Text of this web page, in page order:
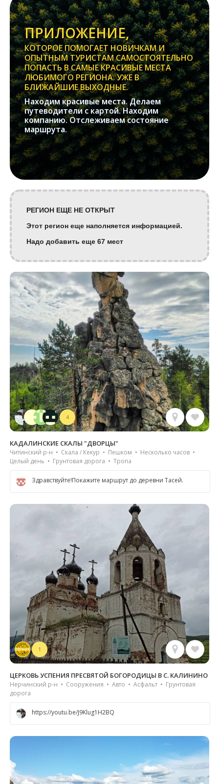
ПРИЛОЖЕНИЕ,
КОТОРОЕ ПОМОГАЕТ НОВИЧКАМ И
ОПЫТНЫМ ТУРИСТАМ САМОСТОЯТЕЛЬНО
ПОПАСТЬ В САМЫЕ КРАСИВЫЕ МЕСТА
ЛЮБИМОГО РЕГИОНА. УЖЕ В
БЛИЖАЙШИЕ ВЫХОДНЫЕ.
Находим красивые места. Делаем
путеводители с картой. Находим
компанию. Отслеживаем состояние
маршрута.
РЕГИОН ЕЩЕ НЕ ОТКРЫТ
Этот регион еще наполняется информацией.
Надо добавить еще 67 мест
4
КАДАЛИНСКИЕ СКАЛЫ "ДВОРЦЫ"
Читинский р-н • Скала / Кекур • Пешком • Несколько часов •
Целый день • Грунтовая дорога • Тропа
Здравствуйте!Покажите маршрут до деревни Тасей.
1
ЦЕРКОВЬ УСПЕНИЯ ПРЕСВЯТОЙ БОГОРОДИЦЫ В С. КАЛИНИНО
Нерчинский р-н • Сооружения • Авто • Асфальт • Грунтовая
дорога
https://youtu.be/J9Klug1H2BQ